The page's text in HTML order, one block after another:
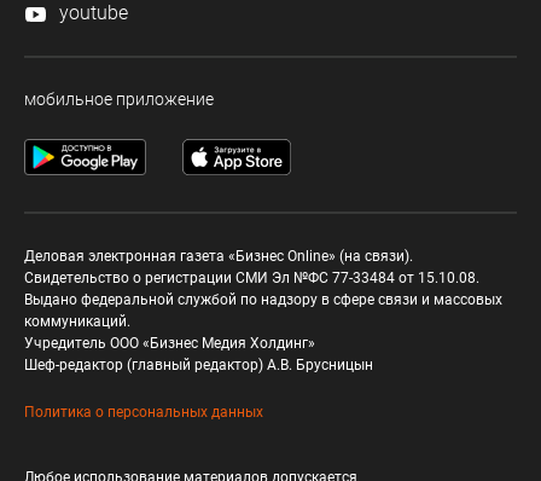
youtube
мобильное приложение
Деловая электронная газета «Бизнес Online» (на связи).
Свидетельство о регистрации СМИ Эл №ФС 77-33484 от 15.10.08.
Выдано федеральной службой по надзору в сфере связи и массовых
коммуникаций.
Учредитель ООО «Бизнес Медия Холдинг»
Шеф-редактор (главный редактор) А.В. Брусницын
Политика о персональных данных
Любое использование материалов допускается